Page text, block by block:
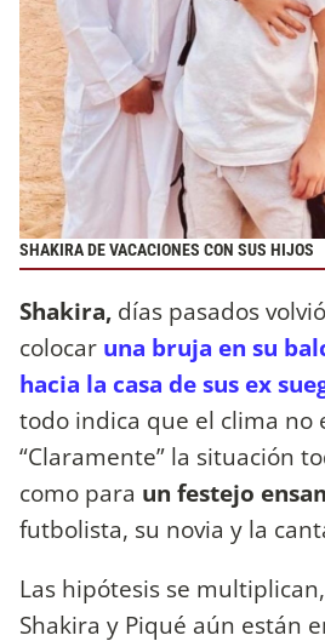
SHAKIRA DE VACACIONES CON SUS HIJOS
Shakira, días pasados
colocar una bruja en su
hacia la casa de sus ex
todo indica que el clima no
“Claramente” la situación
como para un festejo
futbolista, su novia y la
Las hipótesis se
Shakira y Piqué aún están